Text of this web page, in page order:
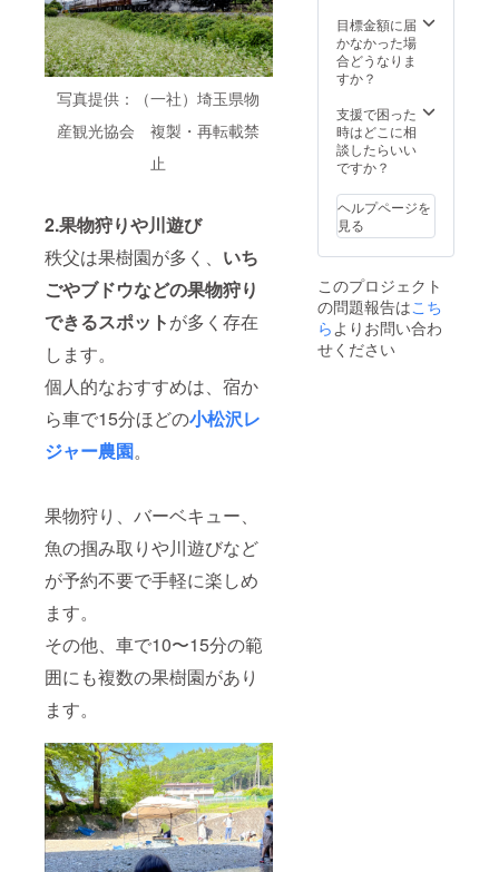
写真提供：（一社）埼玉県物
産観光協会 複製・再転載禁
止
2.果物狩りや川遊び
秩父は果樹園が多く、 いち
ごやブドウなどの果物狩り
できるスポットが多く存在
します。
個人的なおすすめは、宿か
ら車で15分ほどの小松沢レ
ジャー農園。
果物狩り、バーベキュー、
魚の掴み取りや川遊びなど
が予約不要で手軽に楽しめ
ます。
その他、車で10〜15分の範
囲にも複数の果樹園があり
ます。
OK ■寝
室：2部
屋 （洋
駐車台
数：2台
まで可
能
から
チェッ
クイン
15:00
～・
チェッ
クアウ
■料金：
1泊平日
料金
35,000
別）〜
を予定
■定員：
5名 ※添
い寝は3
URLを
ご案内
しま
ターン
の支援
者様の
なかで
ご希望
がある
場合
は、先
させて
いただ
きま
す。 ＜
概要＞
目標金額に届
かなかった場
合どうなりま
すか？
支援で困った
時はどこに相
談したらいい
ですか？
ヘルプページを
見る
このプロジェクト
の問題報告はこち
らよりお問い合わ
せください